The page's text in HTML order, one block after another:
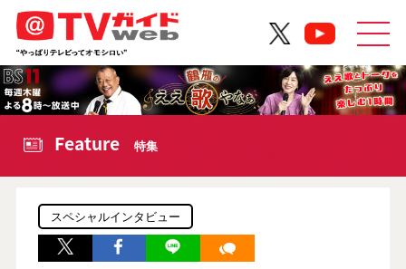
Feature 特集
スペシャルインタビュー